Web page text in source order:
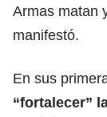
Armas matan
manifestó.
En sus
“fortalecer”